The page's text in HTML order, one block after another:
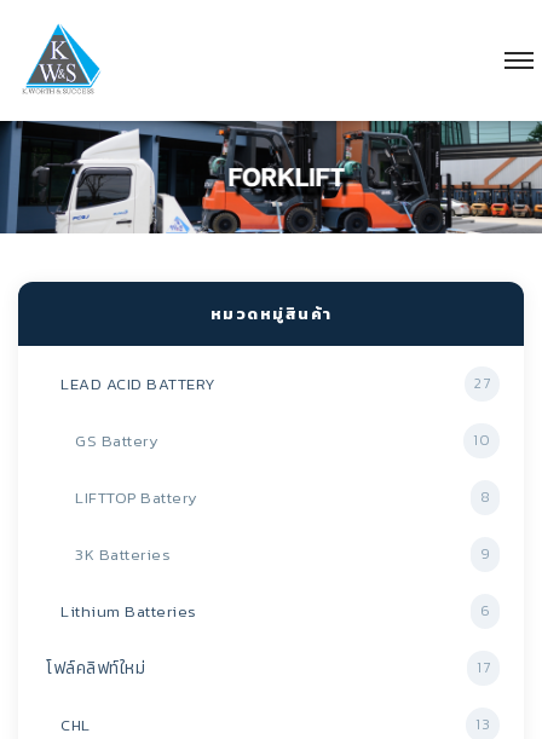
หมวดหมู่สินค้า
LEAD ACID BATTERY 27
GS Battery 10
LIFTTOP Battery 8
3K Batteries 9
Lithium Batteries 6
โฟล์คลิฟท์ใหม่ 17
CHL 13